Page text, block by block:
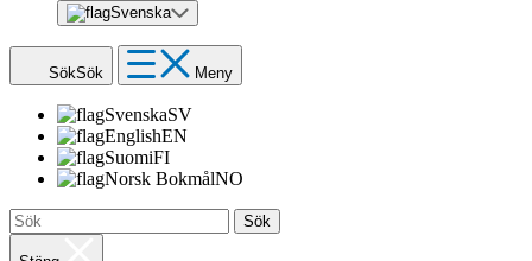
Svenska
SökSök Meny
SvenskaSV
EnglishEN
SuomiFI
Norsk BokmålNO
Sök